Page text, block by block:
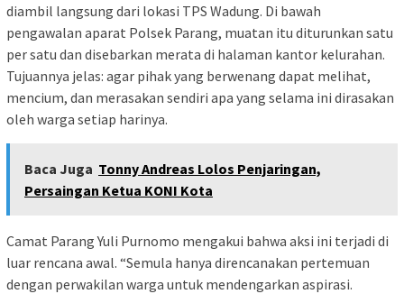
diambil langsung dari lokasi TPS Wadung. Di bawah
pengawalan aparat Polsek Parang, muatan itu diturunkan satu
per satu dan disebarkan merata di halaman kantor kelurahan.
Tujuannya jelas: agar pihak yang berwenang dapat melihat,
mencium, dan merasakan sendiri apa yang selama ini dirasakan
oleh warga setiap harinya.
Baca Juga Tonny Andreas Lolos Penjaringan,
Persaingan Ketua KONI Kota
Camat Parang Yuli Purnomo mengakui bahwa aksi ini terjadi di
luar rencana awal. “Semula hanya direncanakan pertemuan
dengan perwakilan warga untuk mendengarkan aspirasi.